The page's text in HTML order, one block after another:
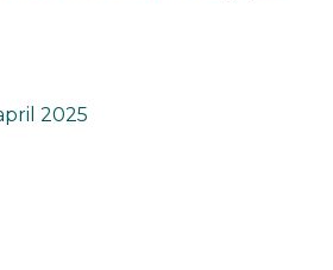
2025